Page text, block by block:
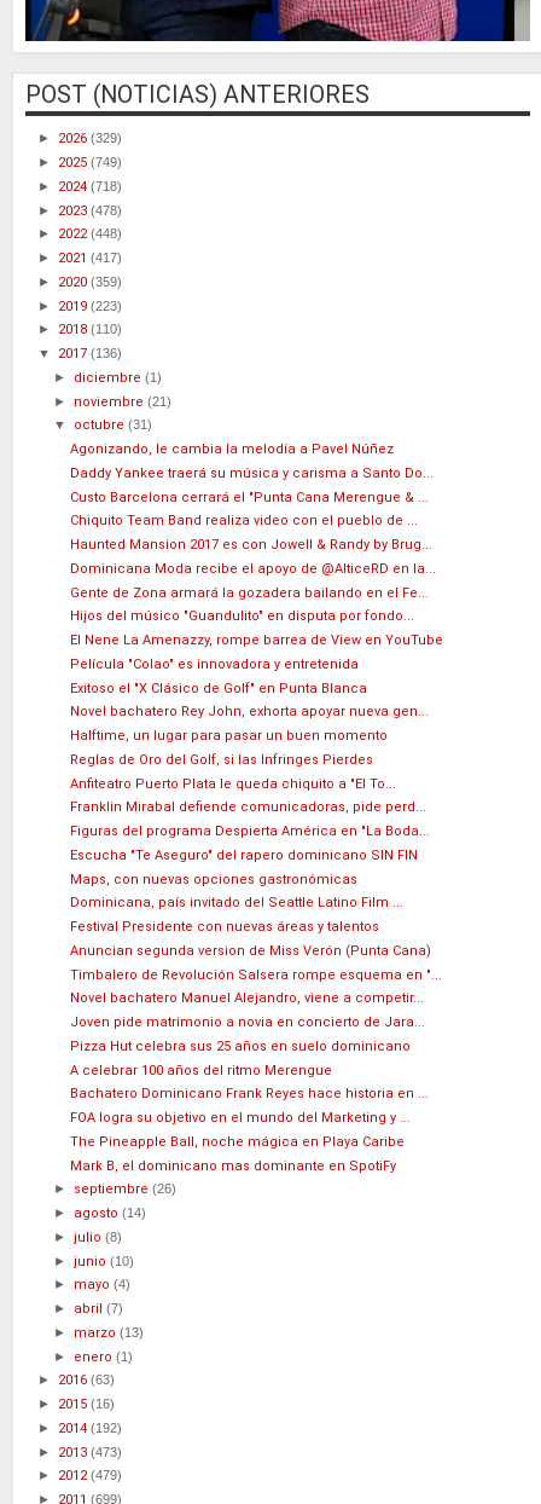
POST (NOTICIAS) ANTERIORES
► 2026 (329)
► 2025 (749)
► 2024 (718)
► 2023 (478)
► 2022(448)
► 2021 (417)
► 2020 (359)
► 2019 (223)
► 2018 (110)
▼ 2017 (136)
► diciembre(1)
► noviembre(21)
▼ octubre(31)
Agonizando, le cambia la melodía a Pavel Núñez
Daddy Yankee traerá su música y carisma a Santo Do...
Custo Barcelona cerrará el "Punta Cana Merengue & ...
Chiquito Team Band realiza video con el pueblo de ...
Haunted Mansion 2017 es con Jowell & Randy by Brug...
Dominicana Moda recibe el apoyo de @AlticeRD en la...
Gente de Zona armará la gozadera bailando en el Fe...
Hijos del músico "Guandulito" en disputa por fondo...
El Nene La Amenazzy, rompe barrea de View en YouTube
Película "Colao" es innovadora y entretenida
Exitoso el "X Clásico de Golf" en Punta Blanca
Novel bachatero Rey John, exhorta apoyar nueva gen...
Halftime, un lugar para pasar un buen momento
Reglas de Oro del Golf, si las Infringes Pierdes
Anfiteatro Puerto Plata le queda chiquito a "El To...
Franklin Mirabal defiende comunicadoras, pide perd...
Figuras del programa Despierta América en "La Boda...
Escucha "Te Aseguro" del rapero dominicano SIN FIN
Maps, con nuevas opciones gastronómicas
Dominicana, país invitado del Seattle Latino Film ...
Festival Presidente con nuevas áreas y talentos
Anuncian segunda version de Miss Verón (Punta Cana)
Timbalero de Revolución Salsera rompe esquema en "...
Novel bachatero Manuel Alejandro, viene a competir...
Joven pide matrimonio a novia en concierto de Jara...
Pizza Hut celebra sus 25 años en suelo dominicano
A celebrar 100 años del ritmo Merengue
Bachatero Dominicano Frank Reyes hace historia en ...
FOA logra su objetivo en el mundo del Marketing y ...
The Pineapple Ball, noche mágica en Playa Caribe
Mark B, el dominicano mas dominante en SpotiFy
► septiembre(26)
► agosto(14)
►julio(8)
►junio(10)
► mayo(4)
► abril(7)
► marzo(13)
► enero(1)
► 2016 (63)
► 2015 (16)
► 2014 (192)
► 2013 (473)
► 2012(479)
► 2011 (699)